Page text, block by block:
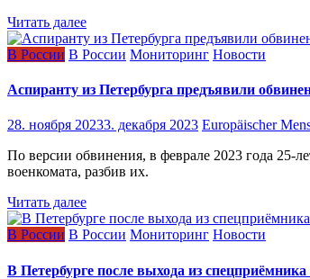
Читать далее
В России В России Мониторинг Новости
Аспиранту из Петербурга предъявили
28. ноября 20233. декабря 2023 Europäischer
По версии обвинения, в феврале 2023 года 25-
военкомата, разбив их.
Читать далее
В России В России Мониторинг Новости
В Петербурге после выхода из